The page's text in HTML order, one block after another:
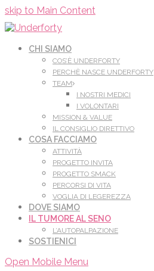
skip to Main Content
CHI SIAMO
COS’È UNDERFORTY
PERCHÈ NASCE UNDERFORTY
TEAM
I NOSTRI MEDICI
I VOLONTARI
MISSION & VALUE
IL CONSIGLIO DIRETTIVO
COSA FACCIAMO
ATTIVITÀ
PROGETTO INVITA
PROGETTO SMACK
PERCORSI DI VITA
VOGLIA DI LEGEREZZA
DOVE SIAMO
IL TUMORE AL SENO
L’AUTOPALPAZIONE
SOSTIENICI
Open Mobile Menu